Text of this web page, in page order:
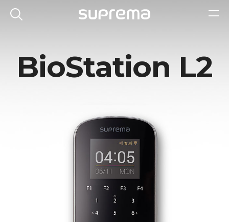
BioStation L2